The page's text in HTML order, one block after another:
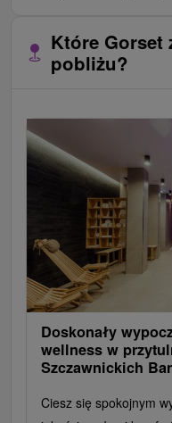
Które Gorset
pobliżu?
Doskonały
wellness w
Szczawnickich
Ciesz się spokojnym